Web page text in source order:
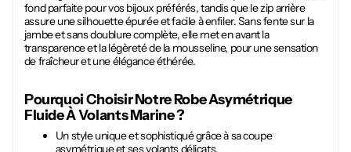
fond parfaite pour vos bijoux préférés, tandis que le zip arrière
assure une silhouette épurée et facile à enfiler. Sans fente sur la
jambe et sans doublure complète, elle met en avant la
transparence et la légèreté de la mousseline, pour une sensation
de fraîcheur et une élégance éthérée.
Pourquoi Choisir NotreRobe Asymétrique
Fluide À Volants Marine?
Un style unique et sophistiqué grâce à sa coupe
asymétrique et ses volants délicats.